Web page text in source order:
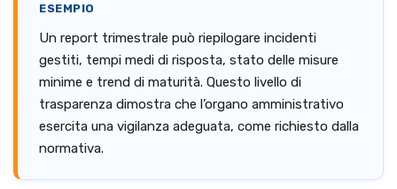
ESEMPIO
Un report trimestrale può riepilogare incidenti
gestiti, tempi medi di risposta, stato delle misure
minime e trend di maturità. Questo livello di
trasparenza dimostra che l’organo amministrativo
esercita una vigilanza adeguata, come richiesto dalla
normativa.